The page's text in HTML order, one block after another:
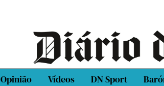
Opinião Vídeos DN Sport